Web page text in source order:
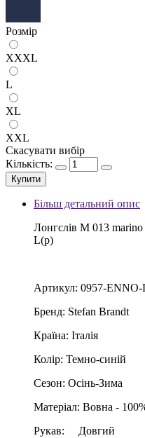
Розмір
XXXL
L
XL
XXL
Скасувати вибір
Кількість:
Купити
Більш детальний опис
Лонгслів М 013
L(р)
Артикул: 0957-
Бренд: Stefan Brandt
Країна: Італія
Колір: Темно-синій
Сезон: Осінь-Зима
Матеріал: Вовна -
Рукав:
Довгий